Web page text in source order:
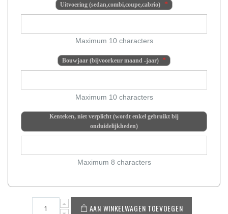
Uitvoering (sedan,combi,coupe,cabrio)
Maximum 10 characters
Bouwjaar (bijvoorkeur maand -jaar)
Maximum 10 characters
Kenteken, niet verplicht (wordt enkel gebruikt bij
onduidelijkheden)
Maximum 8 characters
AAN WINKELWAGEN TOEVOEGEN